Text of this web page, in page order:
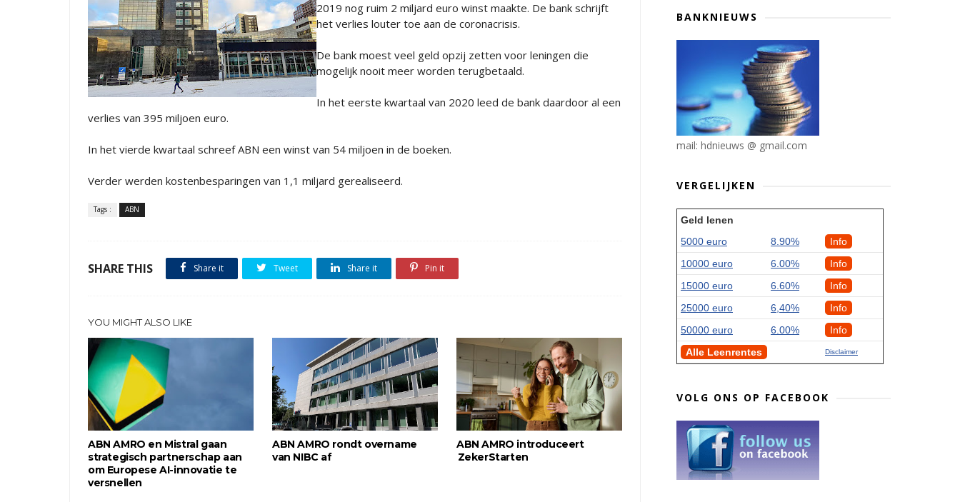
2019 nog ruim 2 miljard euro winst maakte. De bank schrijft
het verlies louter toe aan de coronacrisis.
De bank moest veel geld opzij zetten voor leningen die
mogelijk nooit meer worden terugbetaald.
In het eerste kwartaal van 2020 leed de bank daardoor al een
verlies van 395 miljoen euro.
In het vierde kwartaal schreef ABN een winst van 54 miljoen in de boeken.
Verder werden kostenbesparingen van 1,1 miljard gerealiseerd.
Tags : ABN
SHARE THIS Share it Tweet Share it Pin it
YOU MIGHT ALSO LIKE
ABN AMRO en Mistral gaan
strategisch partnerschap aan
om Europese AI-innovatie te
versnellen
ABN AMRO rondt overname
van NIBC af
ABN AMRO introduceert
ZekerStarten
BANKNIEUWS
mail: hdnieuws @ gmail.com
VERGELIJKEN
Geld lenen
5000 euro
8.90%
Info
10000 euro
6.00%
Info
15000 euro
6.60%
Info
25000 euro
6,40%
Info
50000 euro
6.00%
Info
Alle Leenrentes
Disclaimer
VOLG ONS OP FACEBOOK